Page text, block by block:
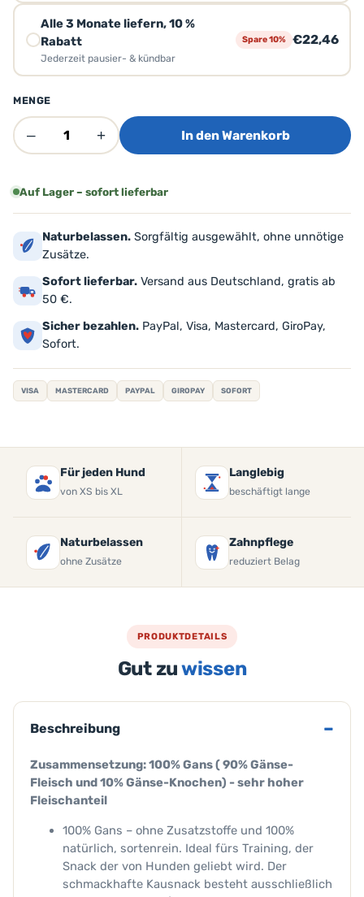
Alle 3 Monate liefern, 10 %
Rabatt
Jederzeit pausier- & kündbar
Spare 10% €22,46
MENGE
– + In den Warenkorb
Auf Lager – sofort lieferbar
Naturbelassen. Sorgfältig ausgewählt, ohne unnötige
Zusätze.
Sofort lieferbar. Versand aus Deutschland, gratis ab
50 €.
Sicher bezahlen. PayPal, Visa, Mastercard, GiroPay,
Sofort.
VISA MASTERCARD PAYPAL GIROPAY SOFORT
Für jeden Hund
von XS bis XL
Langlebig
beschäftigt lange
Naturbelassen
ohne Zusätze
Zahnpflege
reduziert Belag
PRODUKTDETAILS
Gut zuwissen
Beschreibung
Zusammensetzung: 100% Gans ( 90% Gänse-
Fleisch und 10% Gänse-Knochen) - sehr hoher
Fleischanteil
100% Gans – ohne Zusatzstoffe und 100%
natürlich, sortenrein. Ideal fürs Training, der
Snack der von Hunden geliebt wird. Der
schmackhafte Kausnack besteht ausschließlich